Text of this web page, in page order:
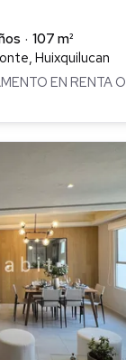
107 m²
Huixquilucan
EN RENTA O